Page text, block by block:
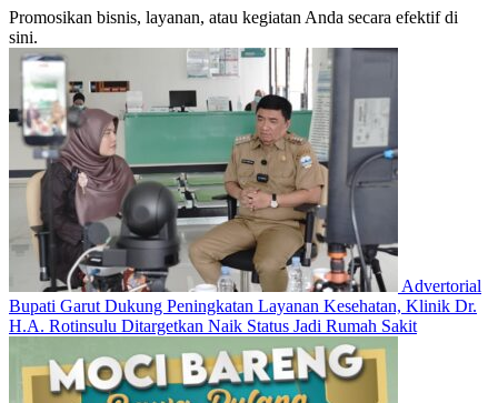
Promosikan bisnis, layanan, atau kegiatan Anda secara efektif di
sini.
Advertorial
Bupati Garut Dukung Peningkatan Layanan Kesehatan, Klinik Dr.
H.A. Rotinsulu Ditargetkan Naik Status Jadi Rumah Sakit